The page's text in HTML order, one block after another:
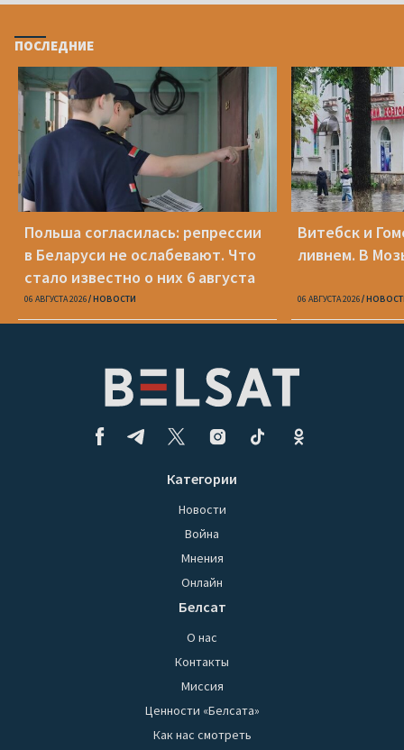
ПОСЛЕДНИЕ
Польша согласилась: репрессии
в Беларуси не ослабевают. Что
стало известно о них 6 августа
06 АВГУСТА 2026 НОВОСТИ
Витебск и
ливнем. В
06 АВГУСТА 2026
Категории
Новости
Война
Мнения
Онлайн
Белсат
О нас
Контакты
Миссия
Ценности «Белсата»
Как нас смотреть